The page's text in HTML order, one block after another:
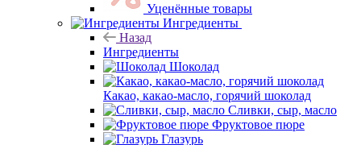
Уценённые товары
Ингредиенты
Назад
Ингредиенты
Шоколад
Какао, какао-масло, горячий шоколад
Сливки, сыр, масло
Фруктовое пюре
Глазурь